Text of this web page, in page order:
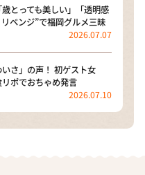
とっても美しい」「透明感
ベンジ”で福岡グルメ三昧
2026.07.07
さ」の声！ 初ゲスト女
ポでおちゃめ発言
2026.07.10